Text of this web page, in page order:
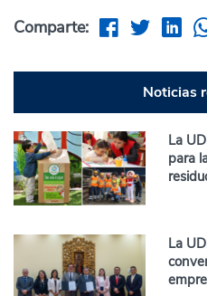
Comparte:
Noticias
La
para
La